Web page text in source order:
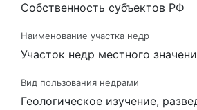
Собственность субъектов РФ
Наименование участка недр
Участок недр местного
Вид пользования недрами
Геологическое изучение,